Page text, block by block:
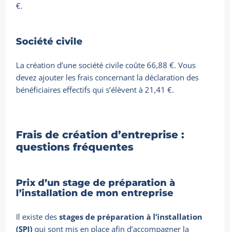
€.
Société civile
La création d’une société civile coûte 66,88 €. Vous
devez ajouter les frais concernant la déclaration des
bénéficiaires effectifs qui s’élèvent à 21,41 €.
Frais de création d’entreprise :
questions fréquentes
Prix d’un stage de préparation à
l’installation de mon entreprise
Il existe desstages de préparation à l’installation
(SPI) qui sont mis en place afin d’accompagner la